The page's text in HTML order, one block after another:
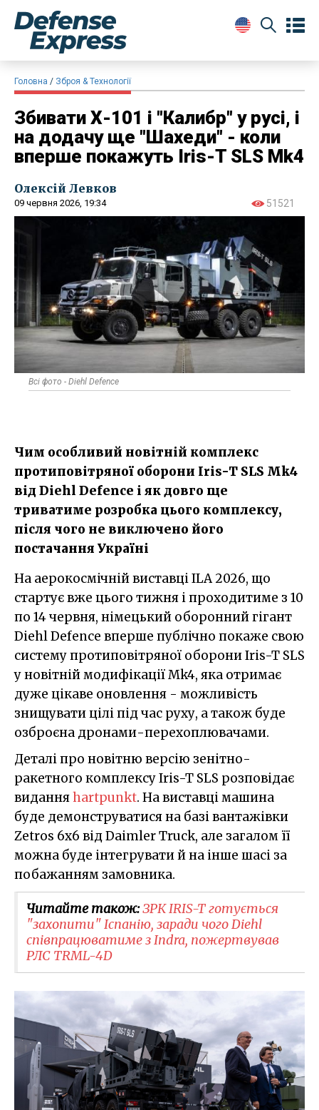
Головна Зброя & Технології
Збивати Х-101 і "Калибр" у русі, і
на додачу ще "Шахеди" - коли
вперше покажуть Iris-T SLS Mk4
Олексій Левков
09 червня 2026, 19:34 51521
Всі фото - Diehl Defence
Чим особливий новітній комплекс
протиповітряної оборони Iris-T SLS Mk4
від Diehl Defence і як довго ще
триватиме розробка цього комплексу,
після чого не виключено його
постачання Україні
На аерокосмічній виставці ILA 2026, що
стартує вже цього тижня і проходитиме з 10
по 14 червня, німецький оборонний гігант
Diehl Defence вперше публічно покаже свою
систему протиповітряної оборони Iris-T SLS
у новітній модифікації Mk4, яка отримає
дуже цікаве оновлення - можливість
знищувати цілі під час руху, а також буде
озброєна дронами-перехоплювачами.
Деталі про новітню версію зенітно-
ракетного комплексу Iris-T SLS розповідає
виданняhartpunkt. На виставці машина
буде демонструватися на базі вантажівки
Zetros 6x6 від Daimler Truck, але загалом її
можна буде інтегрувати й на інше шасі за
побажанням замовника.
Читайте також:ЗРК IRIS-T готується
"захопити" Іспанію, заради чого Diehl
співпрацюватиме з Indra, пожертвував
РЛС TRML-4D